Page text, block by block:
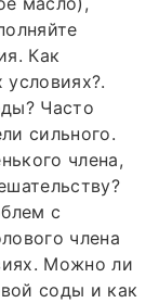
Как
Часто
сильного.
члена,
с
члена
Можно ли
соды и как